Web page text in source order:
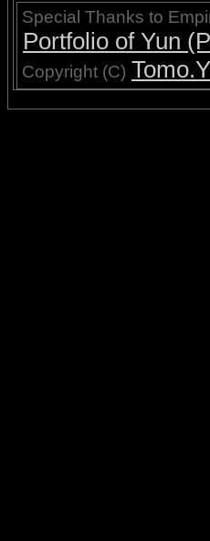
Special Thanks to
Portfolio of Yun
Copyright (C)